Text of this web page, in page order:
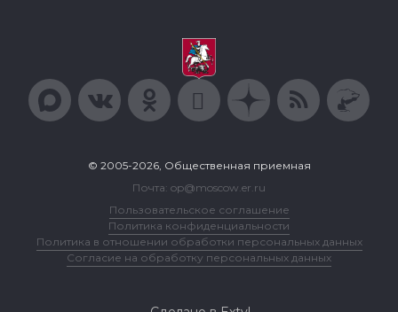
© 2005-2026, Общественная приемная
Почта: op@moscow.er.ru
Пользовательское соглашение
Политика конфиденциальности
Политика в отношении обработки персональных данных
Согласие на обработку персональных данных